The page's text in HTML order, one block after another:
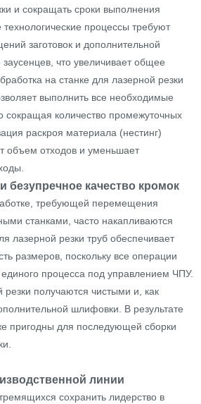
и сокращать сроки выполнения
процессы требуют
заготовок и дополнительной
что увеличивает общее
на станке для лазерной резки
выполнить все необходимые
сокращая количество промежуточных
раскроя материала (нестинг)
объем отходов и уменьшает
безупречное качество кромок
требующей перемещения
станками, часто накапливаются
лазерной резки труб обеспечивает
размеров, поскольку все операции
процесса под управлением ЧПУ.
получаются чистыми и, как
шлифовки. В результате
пригодны для последующей сборки
линии
сохранить лидерство в